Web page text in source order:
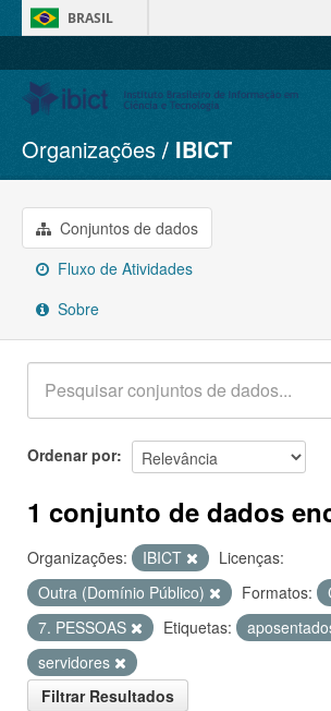
BRASIL
Conjuntos de dados
Organizações
Grupos
Sobre
Organizações IBICT
Conjuntos de dados
Fluxo de Atividades
Sobre
Ordenar por
1 conjunto de dados
Organizações: IBICT
Licenças:
Outra (Domínio Público)
Formatos:
7. PESSOAS
Etiquetas:
servidores
Filtrar Resultados